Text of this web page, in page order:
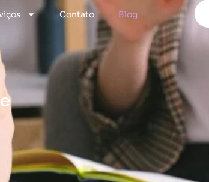
Contato Blog